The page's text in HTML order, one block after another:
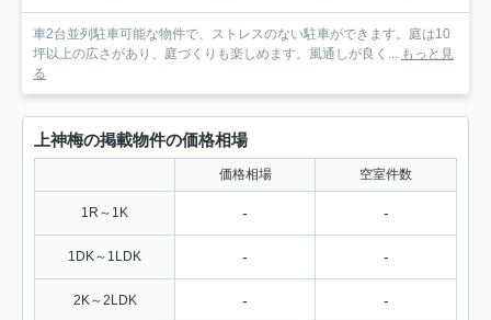
車2台並列駐車可能な物件で、ストレスのない駐車ができます。庭は10
坪以上の広さがあり、庭づくりも楽しめます。風通しが良く...
もっと見
る
上神梅の掲載物件の価格相場
価格相場 空室件数
1R～1K - -
1DK～1LDK - -
2K～2LDK - -